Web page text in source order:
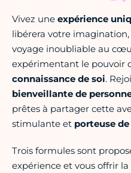
Vivez une expérience
libérera votre
voyage inoubliable au
expérimentant le pouvoir
connaissance de soi.
bienveillante de
prêtes à partager cette
stimulante et porteuse de
Trois formules sont
expérience et vous offrir la